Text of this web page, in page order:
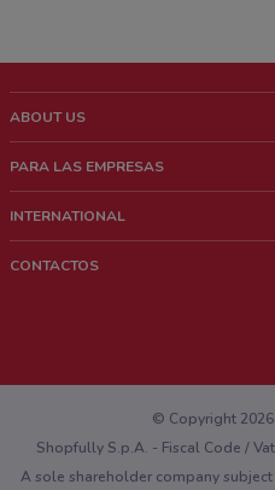
ABOUT US
¿Quiénes Somos?
Trabaja con nosotros
PARA LAS EMPRESAS
Contacto comercial
INTERNATIONAL
CONTACTOS
¿Encontraste un problema en la web
© Copyright
Shopfully S.p.A. - Fiscal Code /
A sole shareholder company